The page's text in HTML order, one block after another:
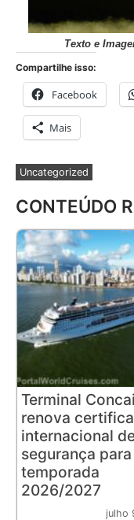
Texto e
Compartilhe isso:
Facebook
Mais
Uncategorized
CONTEÚDO
Terminal
renova
internacional
segurança para
temporada
2026/2027
julho